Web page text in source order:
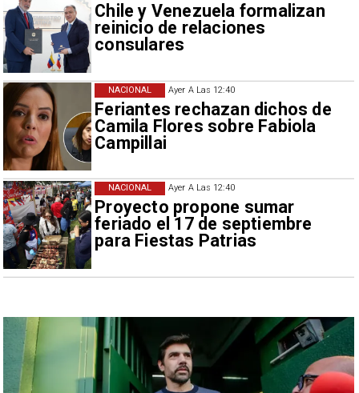
Chile y Venezuela formalizan
reinicio de relaciones
consulares
Ayer A Las 12:40
Feriantes rechazan dichos de
Camila Flores sobre Fabiola
Campillai
NACIONAL
Ayer A Las 12:40
Proyecto propone sumar
feriado el 17 de septiembre
para Fiestas Patrias
NACIONAL